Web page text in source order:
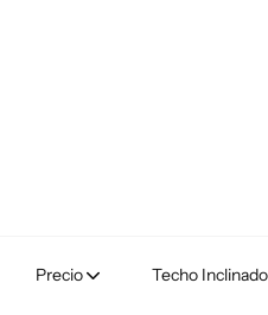
Precio Techo Inclinado